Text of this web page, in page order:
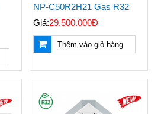
NP-C50R2H21 Gas R32
Giá:29.500.000Đ
Thêm vào giỏ hàng